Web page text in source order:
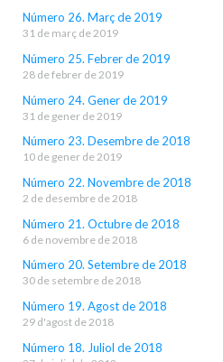
Número 26. Març de 2019
31 de març de 2019
Número 25. Febrer de 2019
28 de febrer de 2019
Número 24. Gener de 2019
31 de gener de 2019
Número 23. Desembre de 2018
10 de gener de 2019
Número 22. Novembre de 2018
2 de desembre de 2018
Número 21. Octubre de 2018
6 de novembre de 2018
Número 20. Setembre de 2018
30 de setembre de 2018
Número 19. Agost de 2018
29 d'agost de 2018
Número 18. Juliol de 2018